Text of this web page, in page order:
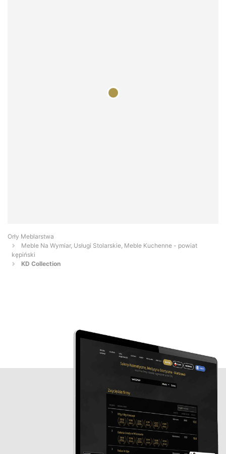
Orły Meblarstwa
Meble Na Wymiar, Usługi Stolarskie, Meble Kuchenne - powiat
kępiński
KD Collection